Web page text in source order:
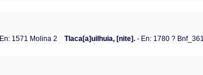
1571 Molina 2 Tlaca[a]uilhuia, [nite]. - En: 1780 ? Bnf_361